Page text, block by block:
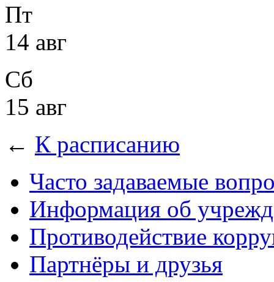
Пт
14 авг
Сб
15 авг
← К расписанию
Часто задаваемые
Информация об
Противодействие
Партнёры и друзья